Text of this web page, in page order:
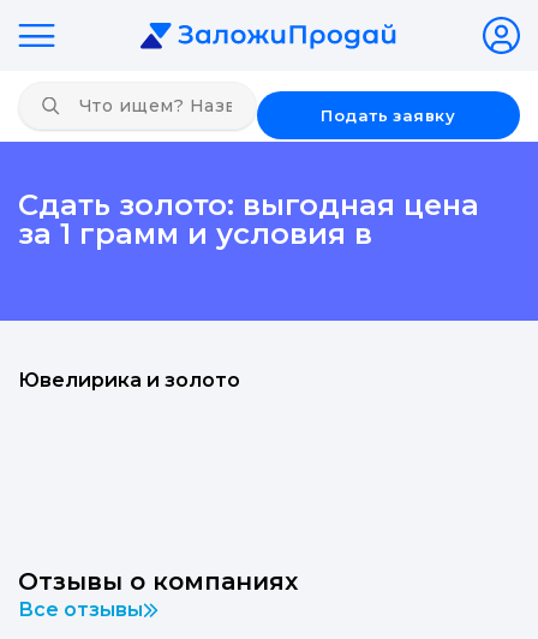
Подать заявку
Сдать золото: выгодная цена
за 1 грамм и условия в
Ювелирика и золото
Отзывы о компаниях
Все отзывы